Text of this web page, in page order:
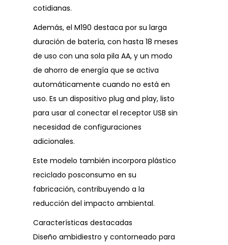
cotidianas.
Además, el M190 destaca por su larga
duración de batería, con hasta 18 meses
de uso con una sola pila AA, y un modo
de ahorro de energía que se activa
automáticamente cuando no está en
uso. Es un dispositivo plug and play, listo
para usar al conectar el receptor USB sin
necesidad de configuraciones
adicionales.
Este modelo también incorpora plástico
reciclado posconsumo en su
fabricación, contribuyendo a la
reducción del impacto ambiental.
Características destacadas
Diseño ambidiestro y contorneado para